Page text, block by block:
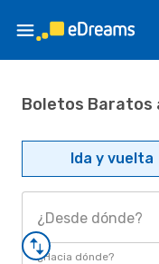
Boletos Baratos
Ida y vuelta
¿Desde dónde?
¿Hacia dónde?